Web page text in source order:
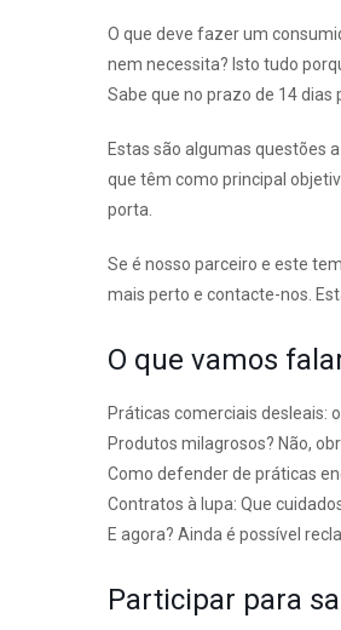
O que deve fazer um
nem necessita? Isto tudo
Sabe que no prazo de 14
Estas são algumas questões
que têm como principal
porta.
Se é nosso parceiro e este
mais perto e contacte-nos.
O que vamos
Práticas comerciais desleais:
Produtos milagrosos? Não,
Como defender de práticas
Contratos à lupa: Que
E agora? Ainda é possível
Participar para